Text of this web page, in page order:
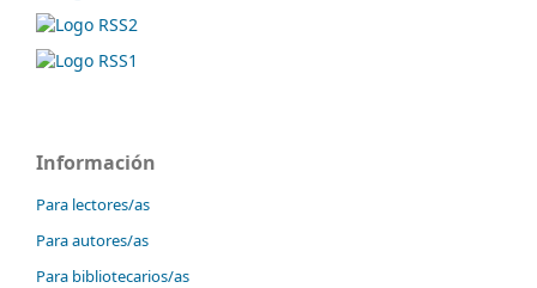
Información
Para lectores/as
Para autores/as
Para bibliotecarios/as